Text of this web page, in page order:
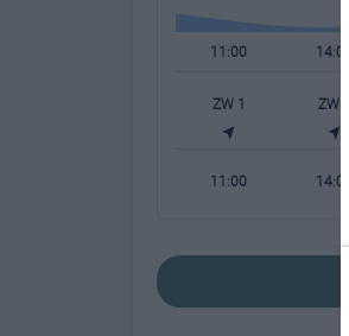
11:00 14:00
ZW 1 ZW 2
11:00 14:00